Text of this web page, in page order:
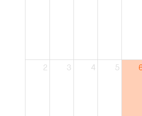
2 3 4 5